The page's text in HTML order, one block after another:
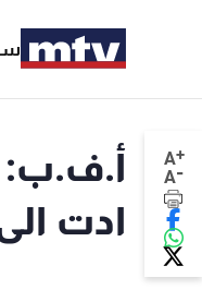
A+
A-
أ.ف.ب:
ادت